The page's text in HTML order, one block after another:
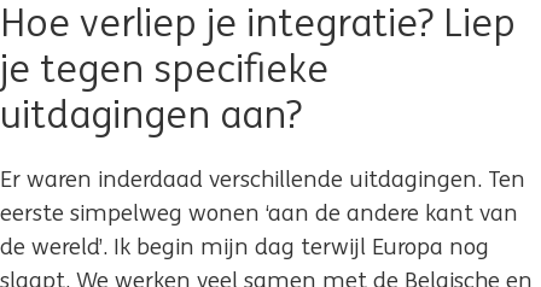
Hoe verliep je integratie? Liep
je tegen specifieke
uitdagingen aan?
Er waren inderdaad verschillende uitdagingen. Ten
eerste simpelweg wonen ‘aan de andere kant van
de wereld’. Ik begin mijn dag terwijl Europa nog
slaapt. We werken veel samen met de Belgische en